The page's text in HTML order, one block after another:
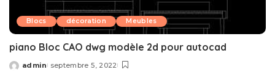
Blocs décoration Meubles
piano Bloc CAO dwg modèle 2d pour autocad
Posted
admin septembre 5, 2022